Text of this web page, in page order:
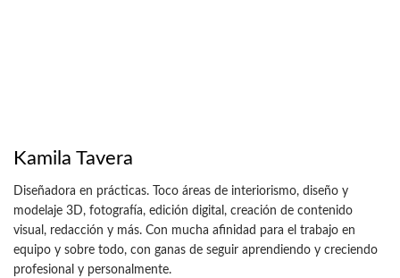
Kamila Tavera
Diseñadora en prácticas. Toco áreas de interiorismo, diseño y
modelaje 3D, fotografía, edición digital, creación de contenido
visual, redacción y más. Con mucha afinidad para el trabajo en
equipo y sobre todo, con ganas de seguir aprendiendo y creciendo
profesional y personalmente.